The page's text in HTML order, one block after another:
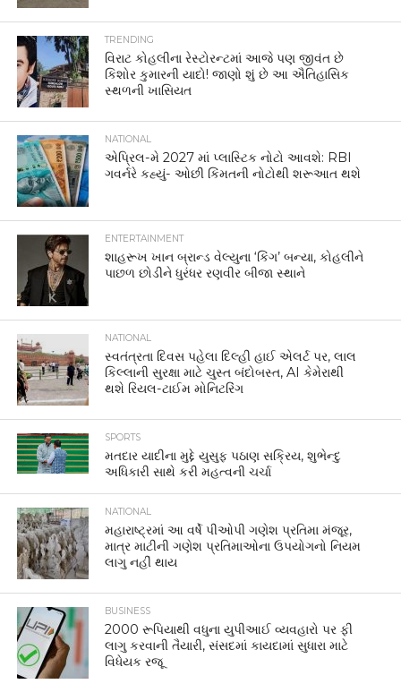
TRENDING
વિરાટ કોહલીના રેસ્ટોરન્ટમાં આજે પણ જીવંત છે
કિશોર કુમારની યાદો! જાણો શું છે આ ઐતિહાસિક
સ્થળની ખાસિયત
NATIONAL
એપ્રિલ-મે 2027 માં પ્લાસ્ટિક નોટો આવશે: RBI
ગવર્નરે કહ્યું- ઓછી કિંમતની નોટોથી શરૂઆત થશે
ENTERTAINMENT
શાહરૂખ ખાન બ્રાન્ડ વેલ્યુના ‘કિંગ’ બન્યા, કોહલીને
પાછળ છોડીને ધુરંધર રણવીર બીજા સ્થાને
NATIONAL
સ્વતંત્રતા દિવસ પહેલા દિલ્હી હાઈ એલર્ટ પર, લાલ
કિલ્લાની સુરક્ષા માટે ચુસ્ત બંદોબસ્ત, AI કેમેરાથી
થશે રિયલ-ટાઈમ મોનિટરિંગ
SPORTS
મતદાર યાદીના મુદ્દે યુસુફ પઠાણ સક્રિય, શુભેન્દુ
અધિકારી સાથે કરી મહત્વની ચર્ચા
NATIONAL
મહારાષ્ટ્રમાં આ વર્ષે પીઓપી ગણેશ પ્રતિમા મંજૂર,
માત્ર માટીની ગણેશ પ્રતિમાઓના ઉપયોગનો નિયમ
લાગુ નહીં થાય
BUSINESS
2000 રૂપિયાથી વધુના યુપીઆઈ વ્યવહારો પર ફી
લાગુ કરવાની તૈયારી, સંસદમાં કાયદામાં સુધારા માટે
વિધેયક રજૂ